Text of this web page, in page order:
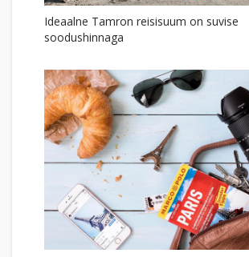
Ideaalne Tamron reisisuum on suvise
soodushinnaga